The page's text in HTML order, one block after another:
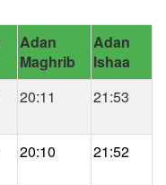
Adan
Maghrib
Adan
Ishaa
20:11 21:53
20:10 21:52